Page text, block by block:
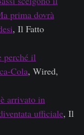
prima dovrà
, Il Fatto
perché il
Cola, Wired,
arrivato in
ufficiale, Il